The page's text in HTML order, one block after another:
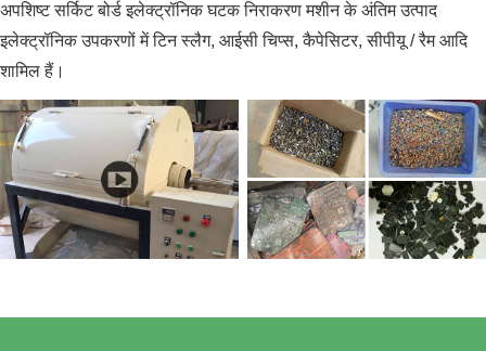
अपशिष्ट सर्किट बोर्ड इलेक्ट्रॉनिक घटक निराकरण मशीन के अंतिम उत्पाद
इलेक्ट्रॉनिक उपकरणों में टिन स्लैग, आईसी चिप्स, कैपेसिटर, सीपीयू / रैम आदि
शामिल हैं।